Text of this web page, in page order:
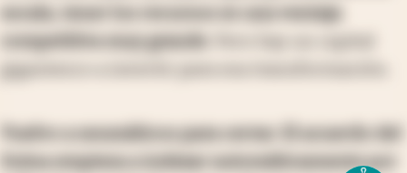
escala, tener los recursos es una ventaja
competitiva muy grande
gigantesco a invertir para esa transformación.
Vuelvo a neumáticos para cerrar. El acuerdo del
Sutna empieza a indexar automáticamente por